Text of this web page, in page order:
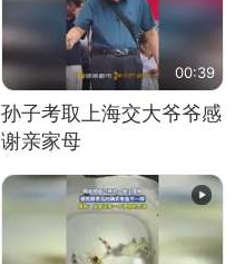
00:39
孙子考取上海交大爷爷感
谢亲家母